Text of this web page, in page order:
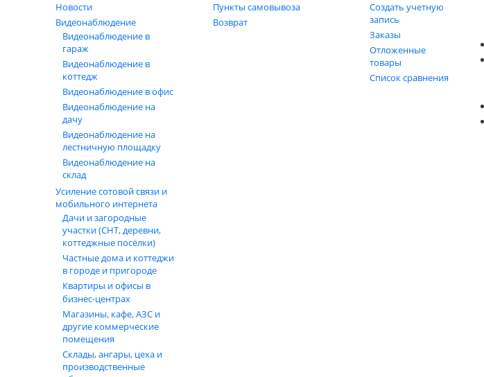
Новости
Видеонаблюдение
Видеонаблюдение в
гараж
Видеонаблюдение в
коттедж
Видеонаблюдение в офис
Видеонаблюдение на
дачу
Видеонаблюдение на
лестничную площадку
Видеонаблюдение на
склад
Усиление сотовой связи и
мобильного интернета
Дачи и загородные
участки (СНТ, деревни,
коттеджные посёлки)
Частные дома и коттеджи
в городе и пригороде
Квартиры и офисы в
бизнес‑центрах
Магазины, кафе, АЗС и
другие коммерческие
помещения
Склады, ангары, цеха и
производственные
Пункты самовывоза
Возврат
Создать учетную
запись
Заказы
Отложенные
товары
Список сравнения